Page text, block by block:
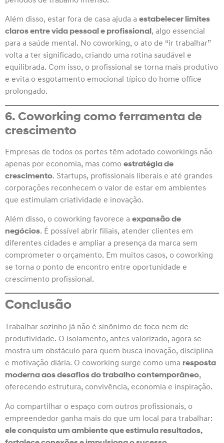
Além disso, estar fora de casa ajuda a estabelecer limites
claros entre vida pessoal e profissional , algo essencial
para a saúde mental. No coworking, o ato de “ir trabalhar”
volta a ter significado, criando uma rotina saudável e
equilibrada. Com isso, o profissional se torna mais produtivo
e evita o esgotamento emocional típico do home office
prolongado.
6. Coworking como ferramenta de
crescimento
Empresas de todos os portes têm adotado coworkings não
apenas por economia, mas como estratégia de
crescimento. Startups, profissionais liberais e até grandes
corporações reconhecem o valor de estar em ambientes
que estimulam criatividade e inovação.
Além disso, o coworking favorece a expansão de
negócios. É possível abrir filiais, atender clientes em
diferentes cidades e ampliar a presença da marca sem
comprometer o orçamento. Em muitos casos, o coworking
se torna o ponto de encontro entre oportunidade e
crescimento profissional.
Conclusão
Trabalhar sozinho já não é sinônimo de foco nem de
produtividade. O isolamento, antes valorizado, agora se
mostra um obstáculo para quem busca inovação, disciplina
e motivação diária. O coworking surge como uma resposta
moderna aos desafios do trabalho contemporâneo,
oferecendo estrutura, convivência, economia e inspiração.
Ao compartilhar o espaço com outros profissionais, o
empreendedor ganha mais do que um local para trabalhar:
ele conquista um ambiente que estimula resultados,